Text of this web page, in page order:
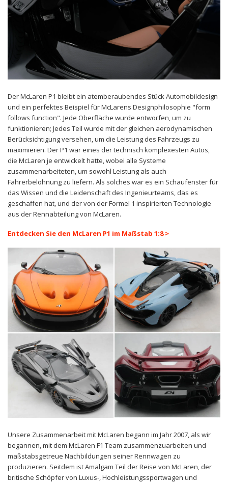
Der McLaren P1 bleibt ein atemberaubendes Stück Automobildesign
und ein perfektes Beispiel für McLarens Designphilosophie "form
follows function". Jede Oberfläche wurde entworfen, um zu
funktionieren; Jedes Teil wurde mit der gleichen aerodynamischen
Berücksichtigung versehen, um die Leistung des Fahrzeugs zu
maximieren. Der P1 war eines der technisch komplexesten Autos,
die McLaren je entwickelt hatte, wobei alle Systeme
zusammenarbeiteten, um sowohl Leistung als auch
Fahrerbelohnung zu liefern. Als solches war es ein Schaufenster für
das Wissen und die Leidenschaft des Ingenieurteams, das es
geschaffen hat, und der von der Formel 1 inspirierten Technologie
aus der Rennabteilung von McLaren.
Entdecken Sie den McLaren P1 im Maßstab 1:8>
Unsere Zusammenarbeit mit McLaren begann im Jahr 2007, als wir
begannen, mit dem McLaren F1 Team zusammenzuarbeiten und
maßstabsgetreue Nachbildungen seiner Rennwagen zu
produzieren. Seitdem ist Amalgam Teil der Reise von McLaren, der
britische Schöpfer von Luxus-, Hochleistungssportwagen und